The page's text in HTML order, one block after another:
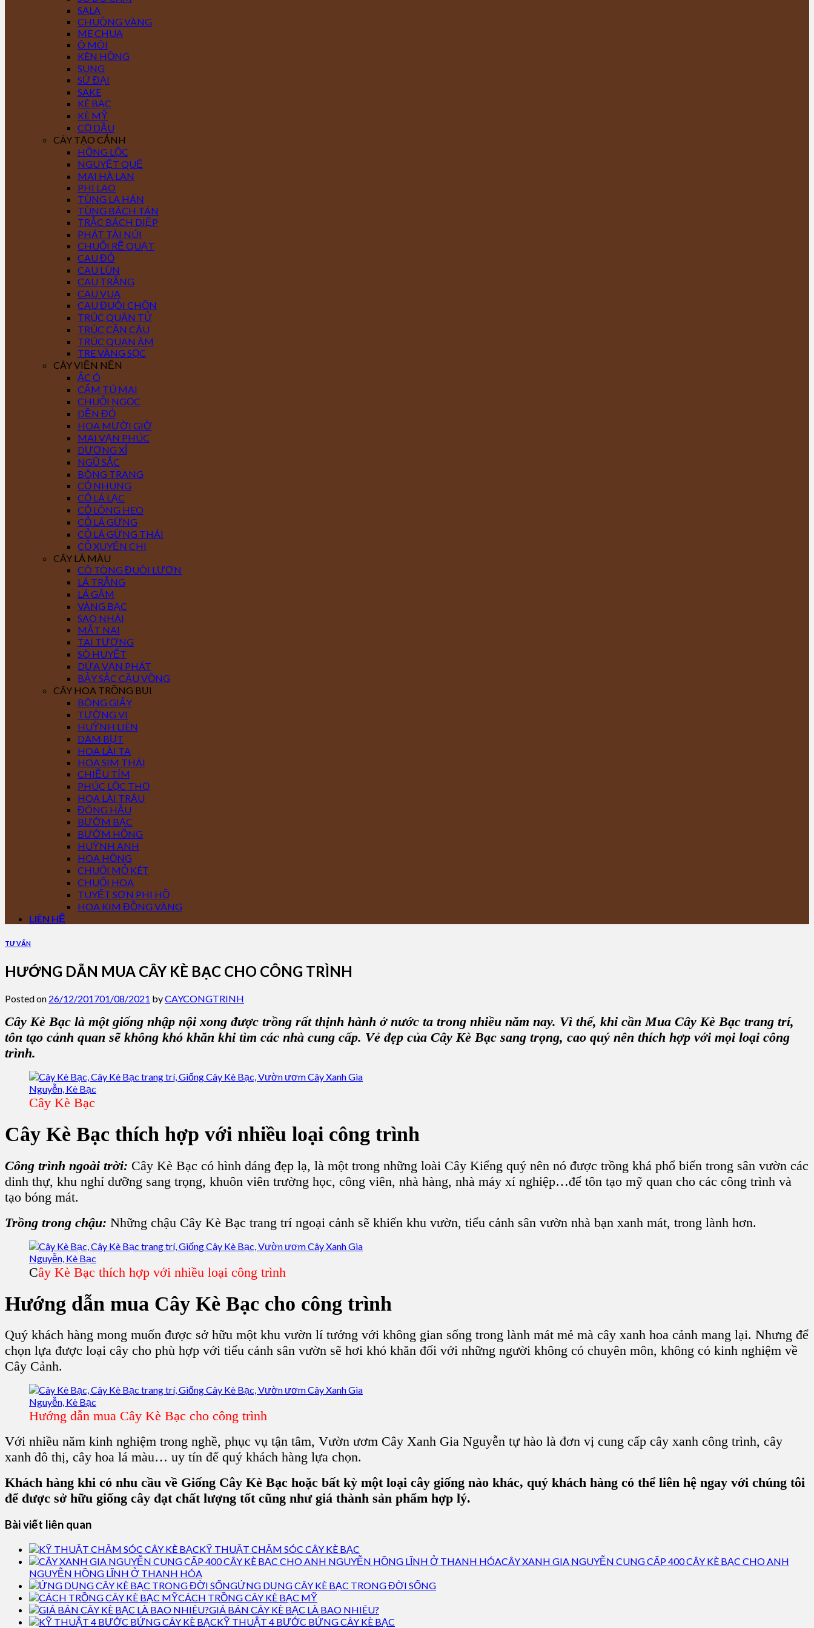
SALA
CHUÔNG VÀNG
ME CHUA
Ô MÔI
KÈN HỒNG
SUNG
SỨ ĐẠI
SAKE
KÈ BẠC
KÈ MỸ
CỌ DẦU
CÂY TẠO CẢNH
HỒNG LỘC
NGUYỆT QUẾ
MAI HÀ LAN
PHI LAO
TÙNG LA HÁN
TÙNG BÁCH TÁN
TRẮC BÁCH DIỆP
PHÁT TÀI NÚI
CHUỐI RẼ QUẠT
CAU ĐỎ
CAU LÙN
CAU TRẮNG
CAU VUA
CAU ĐUÔI CHỒN
TRÚC QUÂN TỬ
TRÚC CẦN CÂU
TRÚC QUAN ÂM
TRE VÀNG SỌC
CÂY VIỀN NỀN
ẮC Ó
CẨM TÚ MAI
CHUỖI NGỌC
DỀN ĐỎ
HOA MƯỜI GIỜ
MAI VẠN PHÚC
DƯƠNG XỈ
NGŨ SẮC
BÔNG TRANG
CỎ NHUNG
CỎ LÁ LẠC
CỎ LÔNG HEO
CỎ LÁ GỪNG
CỎ LÁ GỪNG THÁI
CỎ XUYẾN CHI
CÂY LÁ MÀU
CÔ TÒNG ĐUÔI LƯƠN
LÁ TRẮNG
LÁ GẤM
VÀNG BẠC
SAO NHÁI
MẮT NAI
TAI TƯỢNG
SÒ HUYẾT
DỨA VẠN PHÁT
BẢY SẮC CẦU VỒNG
CÂY HOA TRỒNG BỤI
BÔNG GIẤY
TƯỜNG VI
HUỲNH LIÊN
DÂM BỤT
HOA LÀI TA
HOA SIM THÁI
CHIỀU TÍM
PHÚC LỘC THỌ
HOA LÀI TRÂU
ĐÔNG HẦU
BƯỚM BẠC
BƯỚM HỒNG
HUỲNH ANH
HOA HỒNG
CHUỐI MỎ KÉT
CHUỐI HOA
TUYẾT SƠN PHI HỒ
HOA KIM ĐỒNG VÀNG
LIÊN HỆ
TƯ VẤN
HƯỚNG DẪN MUA CÂY KÈ BẠC CHO CÔNG TRÌNH
Posted on 26/12/201701/08/2021 byCAYCONGTRINH
Cây Kè Bạc là một giống nhập nội xong được trồng rất thịnh hành ở nước ta trong nhiều năm nay. Vì thế, khi cần Mua Cây Kè Bạc trang trí,
tôn tạo cảnh quan sẽ không khó khăn khi tìm các nhà cung cấp. Vẻ đẹp của Cây Kè Bạc sang trọng, cao quý nên thích hợp với mọi loại công
trình.
Cây Kè Bạc
Cây Kè Bạc thích hợp với nhiều loại công trình
Công trình ngoài trời: Cây Kè Bạc có hình dáng đẹp lạ, là một trong những loài Cây Kiểng quý nên nó được trồng khá phổ biến trong sân vườn các
dinh thự, khu nghỉ dưỡng sang trọng, khuôn viên trường học, công viên, nhà hàng, nhà máy xí nghiệp…để tôn tạo mỹ quan cho các công trình và
tạo bóng mát.
Trồng trong chậu: Những chậu Cây Kè Bạc trang trí ngoại cảnh sẽ khiến khu vườn, tiểu cảnh sân vườn nhà bạn xanh mát, trong lành hơn.
Cây Kè Bạc thích hợp với nhiều loại công trình
Hướng dẫn mua Cây Kè Bạc cho công trình
Quý khách hàng mong muốn được sở hữu một khu vườn lí tưởng với không gian sống trong lành mát mẻ mà cây xanh hoa cảnh mang lại. Nhưng để
chọn lựa được loại cây cho phù hợp với tiểu cảnh sân vườn sẽ hơi khó khăn đối với những người không có chuyên môn, không có kinh nghiệm về
Cây Cảnh.
Hướng dẫn mua Cây Kè Bạc cho công trình
Với nhiều năm kinh nghiệm trong nghề, phục vụ tận tâm, Vườn ươm Cây Xanh Gia Nguyễn tự hào là đơn vị cung cấp cây xanh công trình, cây
xanh đô thị, cây hoa lá màu… uy tín để quý khách hàng lựa chọn.
Khách hàng khi có nhu cầu về Giống Cây Kè Bạc hoặc bất kỳ một loại cây giống nào khác, quý khách hàng có thể liên hệ ngay với chúng tôi
để được sở hữu giống cây đạt chất lượng tốt cũng như giá thành sản phẩm hợp lý.
Bài viết liên quan
KỸ THUẬT CHĂM SÓC CÂY KÈ BẠC
CÂY XANH GIA NGUYỄN CUNG CẤP 400 CÂY KÈ BẠC CHO ANH
NGUYỄN HỒNG LĨNH Ở THANH HÓA
ỨNG DỤNG CÂY KÈ BẠC TRONG ĐỜI SỐNG
CÁCH TRỒNG CÂY KÈ BẠC MỸ
GIÁ BÁN CÂY KÈ BẠC LÀ BAO NHIÊU?
KỸ THUẬT 4 BƯỚC BỨNG CÂY KÈ BẠC